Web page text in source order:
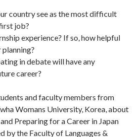
country see as the most difficult
job?
experience? If so, how helpful
in debate will have any
career?
and faculty members from
Womans University, Korea, about
Preparing for a Career in Japan
by the Faculty of Languages &